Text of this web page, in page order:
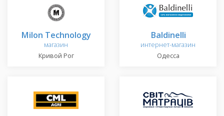
Milon Technology
магазин
Кривой Рог
Baldinelli
интернет-магазин
Одесса